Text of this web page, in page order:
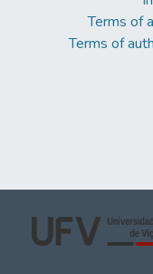
Terms of
Terms of